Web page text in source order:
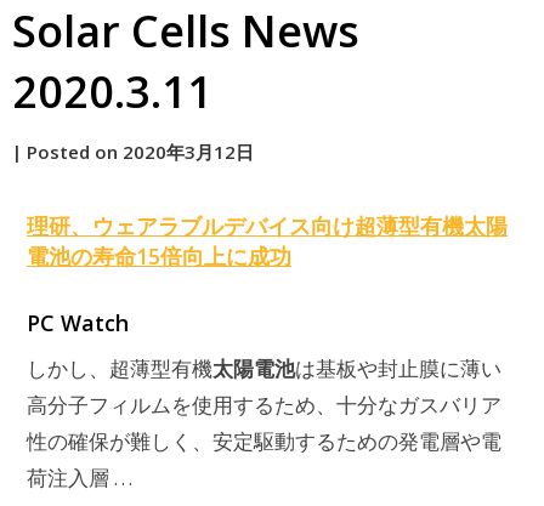
Solar Cells News
2020.3.11
by
| Posted on 2020年3月12日
理研、ウェアラブルデバイス向け超薄型有機太陽
電池の寿命15倍向上に成功
PC Watch
しかし、超薄型有機太陽電池は基板や封止膜に薄い
高分子フィルムを使用するため、十分なガスバリア
性の確保が難しく、安定駆動するための発電層や電
荷注入層 …